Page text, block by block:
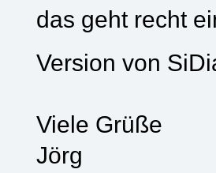
das geht recht
Version von
Viele Grüße
Jörg